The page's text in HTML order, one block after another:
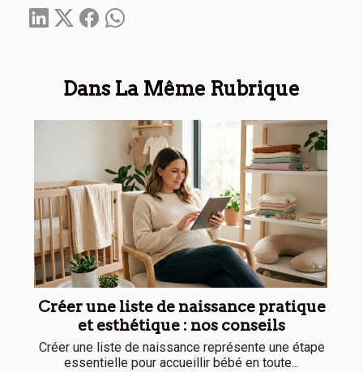
Dans La Même Rubrique
Créer une liste de naissance pratique
et esthétique : nos conseils
Créer une liste de naissance représente une étape
essentielle pour accueillir bébé en toute...